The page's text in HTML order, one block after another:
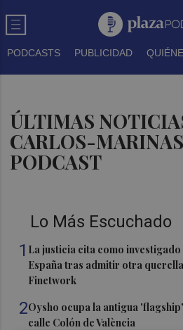
PODCASTS PUBLICIDAD
ÚLTIMAS
CARLOS-
PODCAST
Lo Más Escuchado
1 La justicia cita como investigado
España tras admitir otra
Finetwork
2Oysho ocupa la antigua
calle Colón de València